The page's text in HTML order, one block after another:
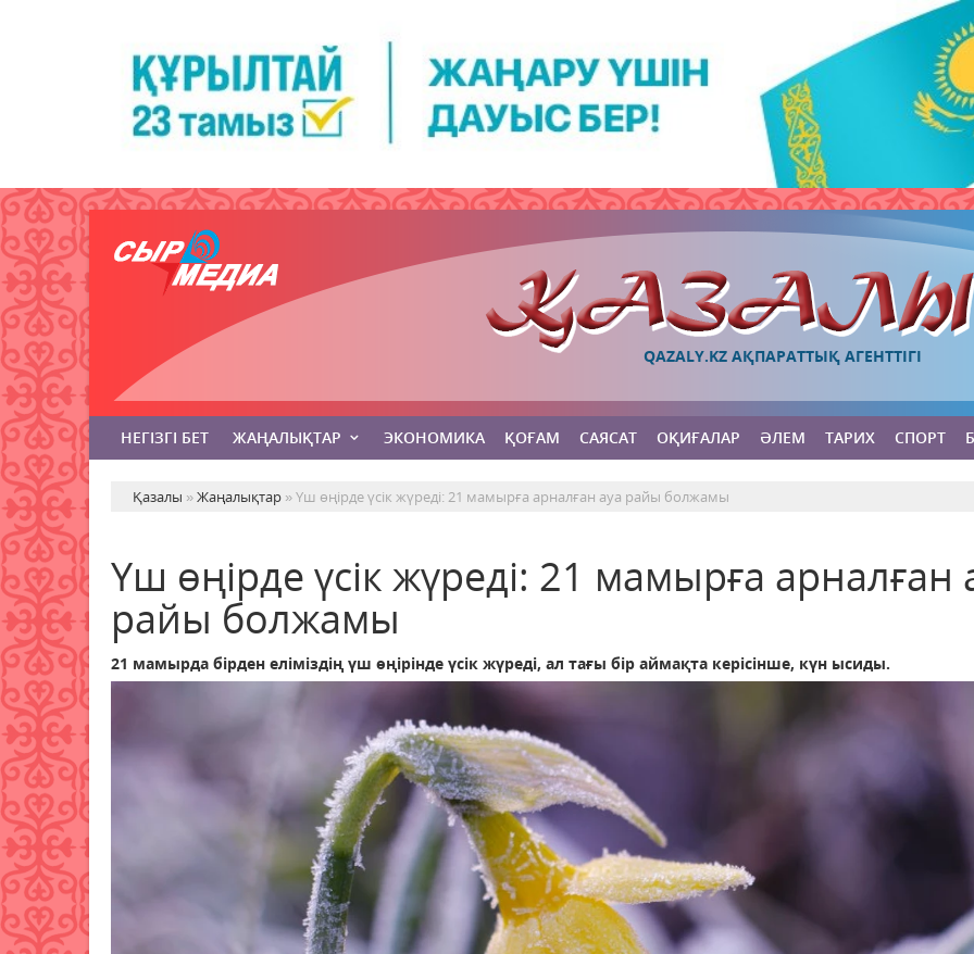
QAZALY.KZ АҚПАРАТТЫҚ АГЕНТТІГІ
НЕГІЗГІ БЕТ ЖАҢАЛЫҚТАР ЭКОНОМИКА ҚОҒАМ САЯСАТ ОҚИҒАЛАР ӘЛЕМ ТАРИХ СПОРТ
Қазалы »Жаңалықтар » Үш өңірде үсік жүреді: 21 мамырға арналған ауа райы болжамы
Үш өңірде үсік жүреді: 21 мамырға арналған
райы болжамы
21 мамырда бірден еліміздің үш өңірінде үсік жүреді, ал тағы бір аймақта керісінше, күн ысиды.